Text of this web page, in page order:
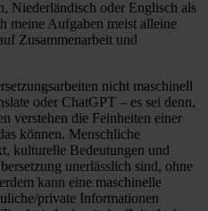
Niederländisch oder Englisch als
meine Aufgaben meist alleine
Zusammenarbeit und
nicht maschinell
oder ChatGPT – es sei denn,
verstehen die Feinheiten einer
können. Menschliche
kulturelle Bedeutungen und
unerlässlich sind, ohne
kann eine maschinelle
private Informationen